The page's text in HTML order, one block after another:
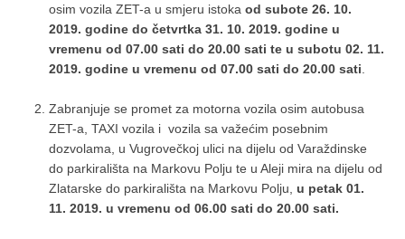
osim vozila ZET-a u smjeru istokaod subote 26. 10.
2019. godine do četvrtka 31. 10. 2019. godine u
vremenu od 07.00 sati do 20.00 sati te u subotu 02. 11.
2019. godine u vremenu od 07.00 sati do 20.00 sati
Zabranjuje se promet za motorna vozila osim autobusa
ZET-a, TAXI vozila i vozila sa važećim posebnim
dozvolama, u Vugrovečkoj ulici na dijelu od Varaždinske
do parkirališta na Markovu Polju te u Aleji mira na dijelu od
Zlatarske do parkirališta na Markovu Polju,u petak 01.
11. 2019. u vremenu od 06.00 sati do 20.00 sati.